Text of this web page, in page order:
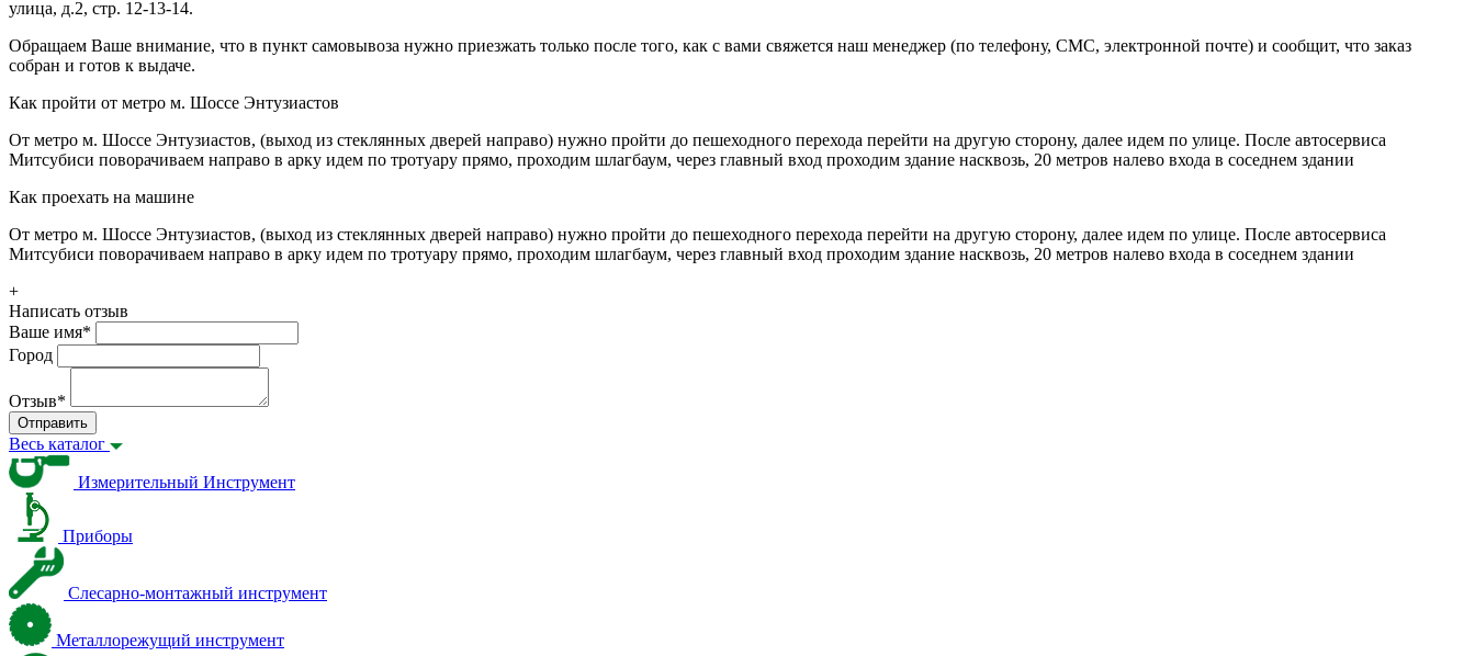
улица, д.2, стр. 12-13-14.
Обращаем Ваше внимание, что в пункт самовывоза нужно приезжать только после того, как с вами свяжется наш менеджер (по телефону, СМС, электронной почте) и сообщит, что заказ
собран и готов к выдаче.
Как пройти от метро м. Шоссе Энтузиастов
От метро м. Шоссе Энтузиастов, (выход из стеклянных дверей направо) нужно пройти до пешеходного перехода перейти на другую сторону, далее идем по улице. После автосервиса
Митсубиси поворачиваем направо в арку идем по тротуару прямо, проходим шлагбаум, через главный вход проходим здание насквозь, 20 метров налево входа в соседнем здании
Как проехать на машине
От метро м. Шоссе Энтузиастов, (выход из стеклянных дверей направо) нужно пройти до пешеходного перехода перейти на другую сторону, далее идем по улице. После автосервиса
Митсубиси поворачиваем направо в арку идем по тротуару прямо, проходим шлагбаум, через главный вход проходим здание насквозь, 20 метров налево входа в соседнем здании
+
Написать отзыв
Ваше имя*
Город
Отзыв*
Отправить
Весь каталог
Измерительный Инструмент
Приборы
Слесарно-монтажный инструмент
Металлорежущий инструмент